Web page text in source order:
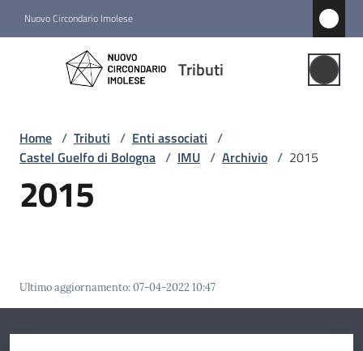
Nuovo Circondario Imolese
Tributi
Tributi
Gestione
Notizie
Comuni
Struttura
e
funzioni
Home / Tributi / Enti associati /
Castel Guelfo di Bologna / IMU / Archivio / 2015
2015
Ultimo aggiornamento:07-04-2022 10:47